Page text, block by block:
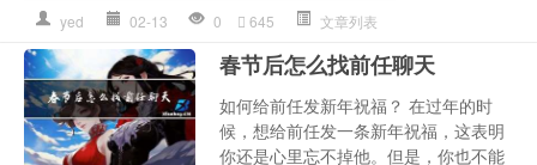
yed 02-13 0 645 文章列表
春节后怎么找前任聊天
如何给前任发新年祝福？ 在过年的时
候，想给前任发一条新年祝福，这表明
你还是心里忘不掉他。但是，你也不能